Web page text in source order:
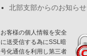
北部支部からのお知らせ
お客様の個人情報を安全
に送受信する為にSSL暗
号化通信を利用し第三者